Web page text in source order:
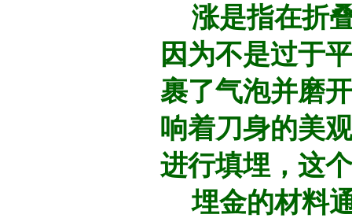
涨是指在折
因为不是过于
裹了气泡并磨
响着刀身的美
进行填埋，这
埋金的材料